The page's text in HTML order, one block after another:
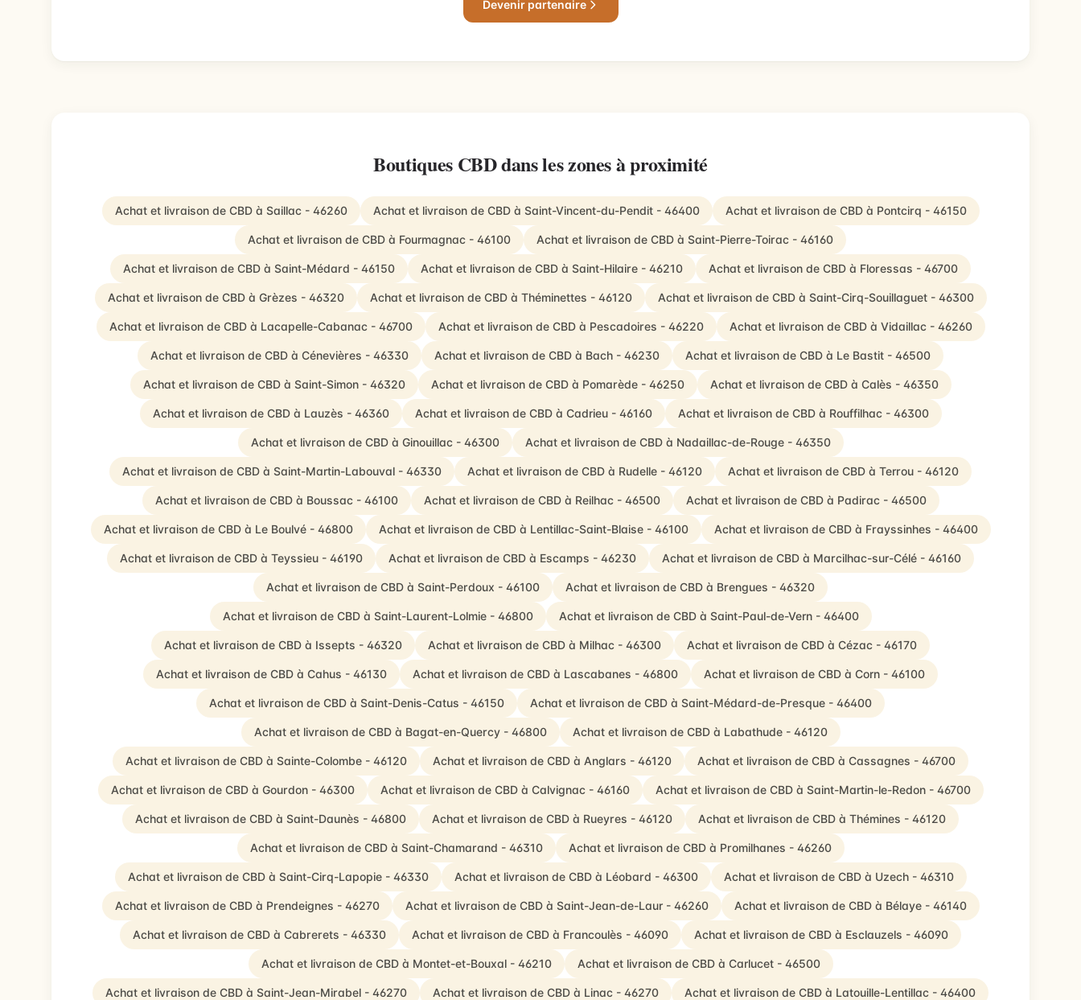
Devenir partenaire
Boutiques CBD dans les zones à proximité
Achat et livraison de CBD à Saillac - 46260 Achat et livraison de CBD à Saint-Vincent-du-Pendit - 46400 Achat et livraison de CBD à Pontcirq - 46150
Achat et livraison de CBD à Fourmagnac - 46100 Achat et livraison de CBD à Saint-Pierre-Toirac - 46160
Achat et livraison de CBD à Saint-Médard - 46150 Achat et livraison de CBD à Saint-Hilaire - 46210 Achat et livraison de CBD à Floressas - 46700
Achat et livraison de CBD à Grèzes - 46320 Achat et livraison de CBD à Théminettes - 46120 Achat et livraison de CBD à Saint-Cirq-Souillaguet - 46300
Achat et livraison de CBD à Lacapelle-Cabanac - 46700 Achat et livraison de CBD à Pescadoires - 46220 Achat et livraison de CBD à Vidaillac - 46260
Achat et livraison de CBD à Cénevières - 46330 Achat et livraison de CBD à Bach - 46230 Achat et livraison de CBD à Le Bastit - 46500
Achat et livraison de CBD à Saint-Simon - 46320 Achat et livraison de CBD à Pomarède - 46250 Achat et livraison de CBD à Calès - 46350
Achat et livraison de CBD à Lauzès - 46360 Achat et livraison de CBD à Cadrieu - 46160 Achat et livraison de CBD à Rouffilhac - 46300
Achat et livraison de CBD à Ginouillac - 46300 Achat et livraison de CBD à Nadaillac-de-Rouge - 46350
Achat et livraison de CBD à Saint-Martin-Labouval - 46330 Achat et livraison de CBD à Rudelle - 46120 Achat et livraison de CBD à Terrou - 46120
Achat et livraison de CBD à Boussac - 46100 Achat et livraison de CBD à Reilhac - 46500 Achat et livraison de CBD à Padirac - 46500
Achat et livraison de CBD à Le Boulvé - 46800 Achat et livraison de CBD à Lentillac-Saint-Blaise - 46100 Achat et livraison de CBD à Frayssinhes - 46400
Achat et livraison de CBD à Teyssieu - 46190 Achat et livraison de CBD à Escamps - 46230 Achat et livraison de CBD à Marcilhac-sur-Célé - 46160
Achat et livraison de CBD à Saint-Perdoux - 46100 Achat et livraison de CBD à Brengues - 46320
Achat et livraison de CBD à Saint-Laurent-Lolmie - 46800 Achat et livraison de CBD à Saint-Paul-de-Vern - 46400
Achat et livraison de CBD à Issepts - 46320 Achat et livraison de CBD à Milhac - 46300 Achat et livraison de CBD à Cézac - 46170
Achat et livraison de CBD à Cahus - 46130 Achat et livraison de CBD à Lascabanes - 46800 Achat et livraison de CBD à Corn - 46100
Achat et livraison de CBD à Saint-Denis-Catus - 46150 Achat et livraison de CBD à Saint-Médard-de-Presque - 46400
Achat et livraison de CBD à Bagat-en-Quercy - 46800 Achat et livraison de CBD à Labathude - 46120
Achat et livraison de CBD à Sainte-Colombe - 46120 Achat et livraison de CBD à Anglars - 46120 Achat et livraison de CBD à Cassagnes - 46700
Achat et livraison de CBD à Gourdon - 46300 Achat et livraison de CBD à Calvignac - 46160 Achat et livraison de CBD à Saint-Martin-le-Redon - 46700
Achat et livraison de CBD à Saint-Daunès - 46800 Achat et livraison de CBD à Rueyres - 46120 Achat et livraison de CBD à Thémines - 46120
Achat et livraison de CBD à Saint-Chamarand - 46310 Achat et livraison de CBD à Promilhanes - 46260
Achat et livraison de CBD à Saint-Cirq-Lapopie - 46330 Achat et livraison de CBD à Léobard - 46300 Achat et livraison de CBD à Uzech - 46310
Achat et livraison de CBD à Prendeignes - 46270 Achat et livraison de CBD à Saint-Jean-de-Laur - 46260 Achat et livraison de CBD à Bélaye - 46140
Achat et livraison de CBD à Cabrerets - 46330 Achat et livraison de CBD à Francoulès - 46090 Achat et livraison de CBD à Esclauzels - 46090
Achat et livraison de CBD à Montet-et-Bouxal - 46210 Achat et livraison de CBD à Carlucet - 46500
Achat et livraison de CBD à Saint-Jean-Mirabel - 46270 Achat et livraison de CBD à Linac - 46270 Achat et livraison de CBD à Latouille-Lentillac - 46400